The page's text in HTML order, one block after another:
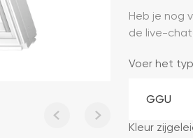
Heb je nog
de live-
Voer het
Kleur